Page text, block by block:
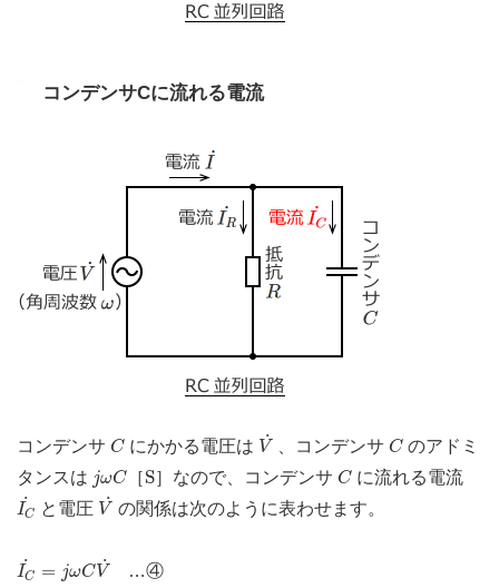
コンデンサCに流れる電流
コンデンサ C
Cにかかる電圧は ˙
V
V˙
、コンデンサ C
Cのアドミ
タンスは jωC
jωC［S
S］なので、コンデンサ C
Cに流れる電流
˙
IC
IC
と電圧 ˙
V
V˙
の関係は次のように表わせます。
˙
IC = jωC ˙
V
IC ω V˙
…④